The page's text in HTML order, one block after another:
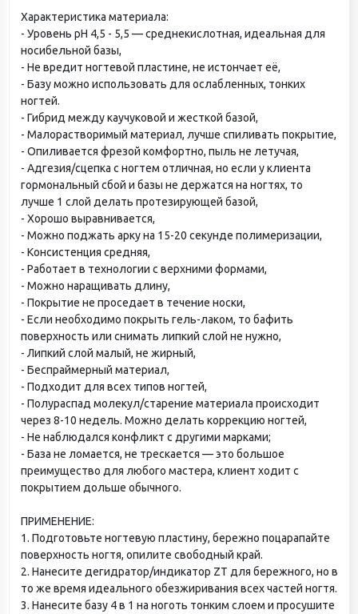
Характеристика материала:
- Уровень рН 4,5 - 5,5 — среднекислотная, идеальная для
носибельной базы,
- Не вредит ногтевой пластине, не истончает её,
- Базу можно использовать для ослабленных, тонких
ногтей.
- Гибрид между каучуковой и жесткой базой,
- Малорастворимый материал, лучше спиливать покрытие,
- Опиливается фрезой комфортно, пыль не летучая,
- Адгезия/сцепка с ногтем отличная, но если у клиента
гормональный сбой и базы не держатся на ногтях, то
лучше 1 слой делать протезирующей базой,
- Хорошо выравнивается,
- Можно поджать арку на 15-20 секунде полимеризации,
- Консистенция средняя,
- Работает в технологии с верхними формами,
- Можно наращивать длину,
- Покрытие не проседает в течение носки,
- Если необходимо покрыть гель-лаком, то бафить
поверхность или снимать липкий слой не нужно,
- Липкий слой малый, не жирный,
- Беспраймерный материал,
- Подходит для всех типов ногтей,
- Полураспад молекул/старение материала происходит
через 8-10 недель. Можно делать коррекцию ногтей,
- Не наблюдался конфликт с другими марками;
- База не ломается, не трескается — это большое
преимущество для любого мастера, клиент ходит с
покрытием дольше обычного.
ПРИМЕНЕНИЕ:
1. Подготовьте ногтевую пластину, бережно поцарапайте
поверхность ногтя, опилите свободный край.
2. Нанесите дегидратор/индикатор ZT для бережного, но в
то же время идеального обезжиривания всех частей ногтя.
3. Нанесите базу 4 в 1 на ноготь тонким слоем и просушите